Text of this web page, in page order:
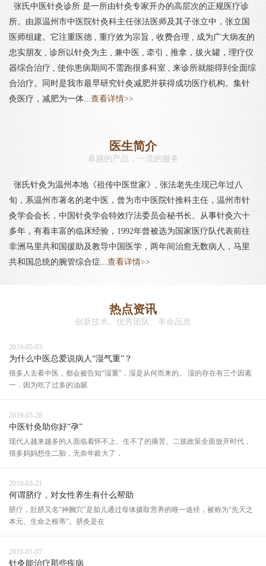
张氏中医针灸诊所 是一所由针灸专家开办的高层次的正规医疗诊
所。由原温州市中医院针灸科主任张法医师及其子张立中，张立国
医师组建。它注重医德 , 重疗效为宗旨 , 收费合理 , 成为广大病友的
忠实朋友 , 诊所以针灸为主 , 兼中医 , 牵引 , 推拿，拔火罐，理疗仪
器综合治疗 , 使你患病期间不需跑很多科室 , 来诊所就能得到全面综
合治疗。同时是我市最早研究针灸减肥并获得成功医疗机构。集针
灸医疗，减肥为一体...查看详情>>
医生简介
卓越的产品，一流的服务
张氏针灸为温州本地《祖传中医世家》, 张法老先生现已年过八
旬，系温州市著名的老中医，曾为市中医院针推科主任，温州市针
灸学会会长，中国针灸学会特效疗法委员会秘书长。从事针灸六十
多年，有着丰富的临床经验，1992年曾被选为国家医疗队代表前往
非洲马里共和国援助及教导中国医学，两年间治愈无数病人，马里
共和国总统的腕管综合症...查看详情>>
热点资讯
创新技术、优秀团队、革命品质
2019-05-03
为什么中医总爱说病人“湿气重”？
很多人去看中医，都会被告知“湿重”，湿是从何而来的。 湿的存在有三个因素
一．因为吃了过多的油腻
2019-03-28
中医针灸助你好“孕”
现代人越来越多的人面临着怀不上、生不了的痛苦。二孩政策全面放开时代，
很多妈妈想生二胎，无奈年龄大了，
2019-03-21
何谓脐疗，对女性养生有什么帮助
脐疗，肚脐又名“神阙穴”是胎儿通过母体摄取营养的唯一途径，被称为“先天之
本元、生命之根蒂”。脐灸是在
2019-01-07
针灸能治疗那些疾病